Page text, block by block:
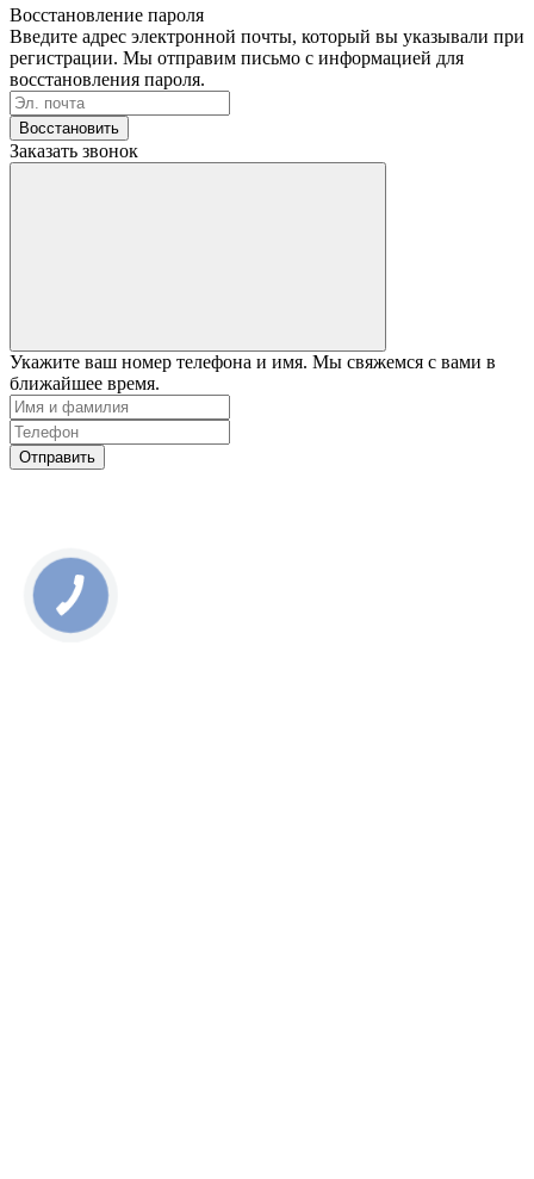
Восстановление пароля
Введите адрес электронной почты, который вы указывали при
регистрации. Мы отправим письмо с информацией для
восстановления пароля.
Восстановить
Заказать звонок
Укажите ваш номер телефона и имя. Мы свяжемся с вами в
ближайшее время.
Отправить